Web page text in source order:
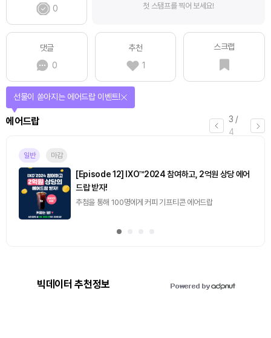
0
첫 스탬프를 찍어 보세요!
댓글
0
추천
1
스크랩
3 /
4
에어드랍
선물이 쏟아지는 에어드랍 이벤트!
일반 마감
[Episode 12] IXO™2024 참여하고, 2억원 상당 에어
드랍 받자!
추첨을 통해 100명에게 커피 기프티콘 에어드랍
빅데이터 추천정보